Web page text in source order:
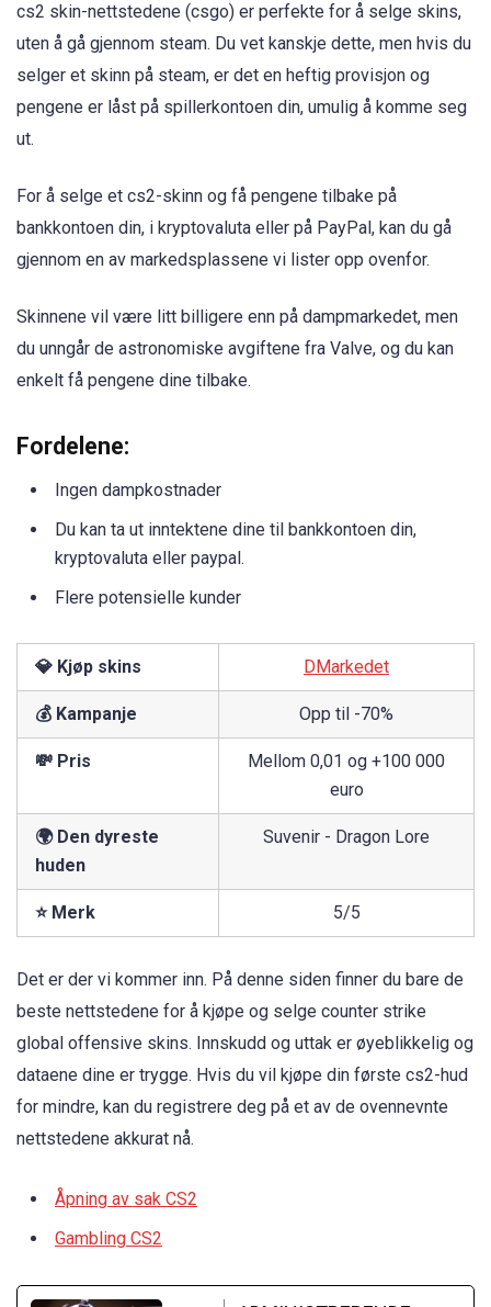
cs2 skin-nettstedene (csgo) er perfekte for å selge skins,
uten å gå gjennom steam. Du vet kanskje dette, men hvis du
selger et skinn på steam, er det en heftig provisjon og
pengene er låst på spillerkontoen din, umulig å komme seg
ut.
For å selge et cs2-skinn og få pengene tilbake på
bankkontoen din, i kryptovaluta eller på PayPal, kan du gå
gjennom en av markedsplassene vi lister opp ovenfor.
Skinnene vil være litt billigere enn på dampmarkedet, men
du unngår de astronomiske avgiftene fra Valve, og du kan
enkelt få pengene dine tilbake.
Fordelene:
Ingen dampkostnader
Du kan ta ut inntektene dine til bankkontoen din,
kryptovaluta eller paypal.
Flere potensielle kunder
💎 Kjøp skins DMarkedet
💰 Kampanje Opp til -70%
💸 Pris
Mellom 0,01 og +100 000
euro
🌍 Den dyreste
huden
Suvenir - Dragon Lore
⭐ Merk 5/5
Det er der vi kommer inn. På denne siden finner du bare de
beste nettstedene for å kjøpe og selge counter strike
global offensive skins. Innskudd og uttak er øyeblikkelig og
dataene dine er trygge. Hvis du vil kjøpe din første cs2-hud
for mindre, kan du registrere deg på et av de ovennevnte
nettstedene akkurat nå.
Åpning av sak CS2
Gambling CS2